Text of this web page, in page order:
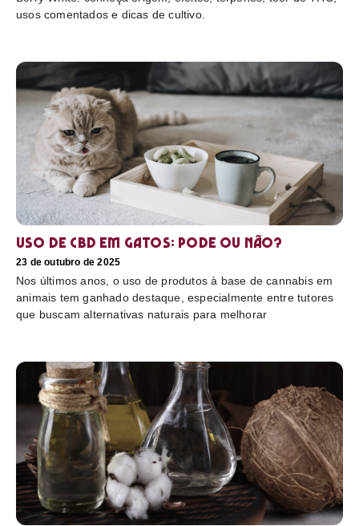
usos comentados e dicas de cultivo.
Uso de CBD em gatos: pode ou não?
23 de outubro de 2025
Nos últimos anos, o uso de produtos à base de cannabis em
animais tem ganhado destaque, especialmente entre tutores
que buscam alternativas naturais para melhorar